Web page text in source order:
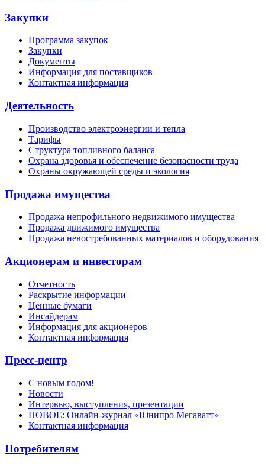
Закупки
Программа закупок
Закупки
Документы
Информация для поставщиков
Контактная информация
Деятельность
Производство электроэнергии и тепла
Тарифы
Структура топливного баланса
Охрана здоровья и обеспечение безопасности труда
Охраны окружающей среды и экология
Продажа имущества
Продажа непрофильного недвижимого имущества
Продажа движимого имущества
Продажа невостребованных материалов и оборудования
Акционерам и инвесторам
Отчетность
Раскрытие информации
Ценные бумаги
Инсайдерам
Информация для акционеров
Контактная информация
Пресс-центр
С новым годом!
Новости
Интервью, выступления, презентации
НОВОЕ: Онлайн-журнал «Юнипро Мегаватт»
Контактная информация
Потребителям